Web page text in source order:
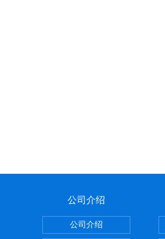
公司介绍
公司介绍